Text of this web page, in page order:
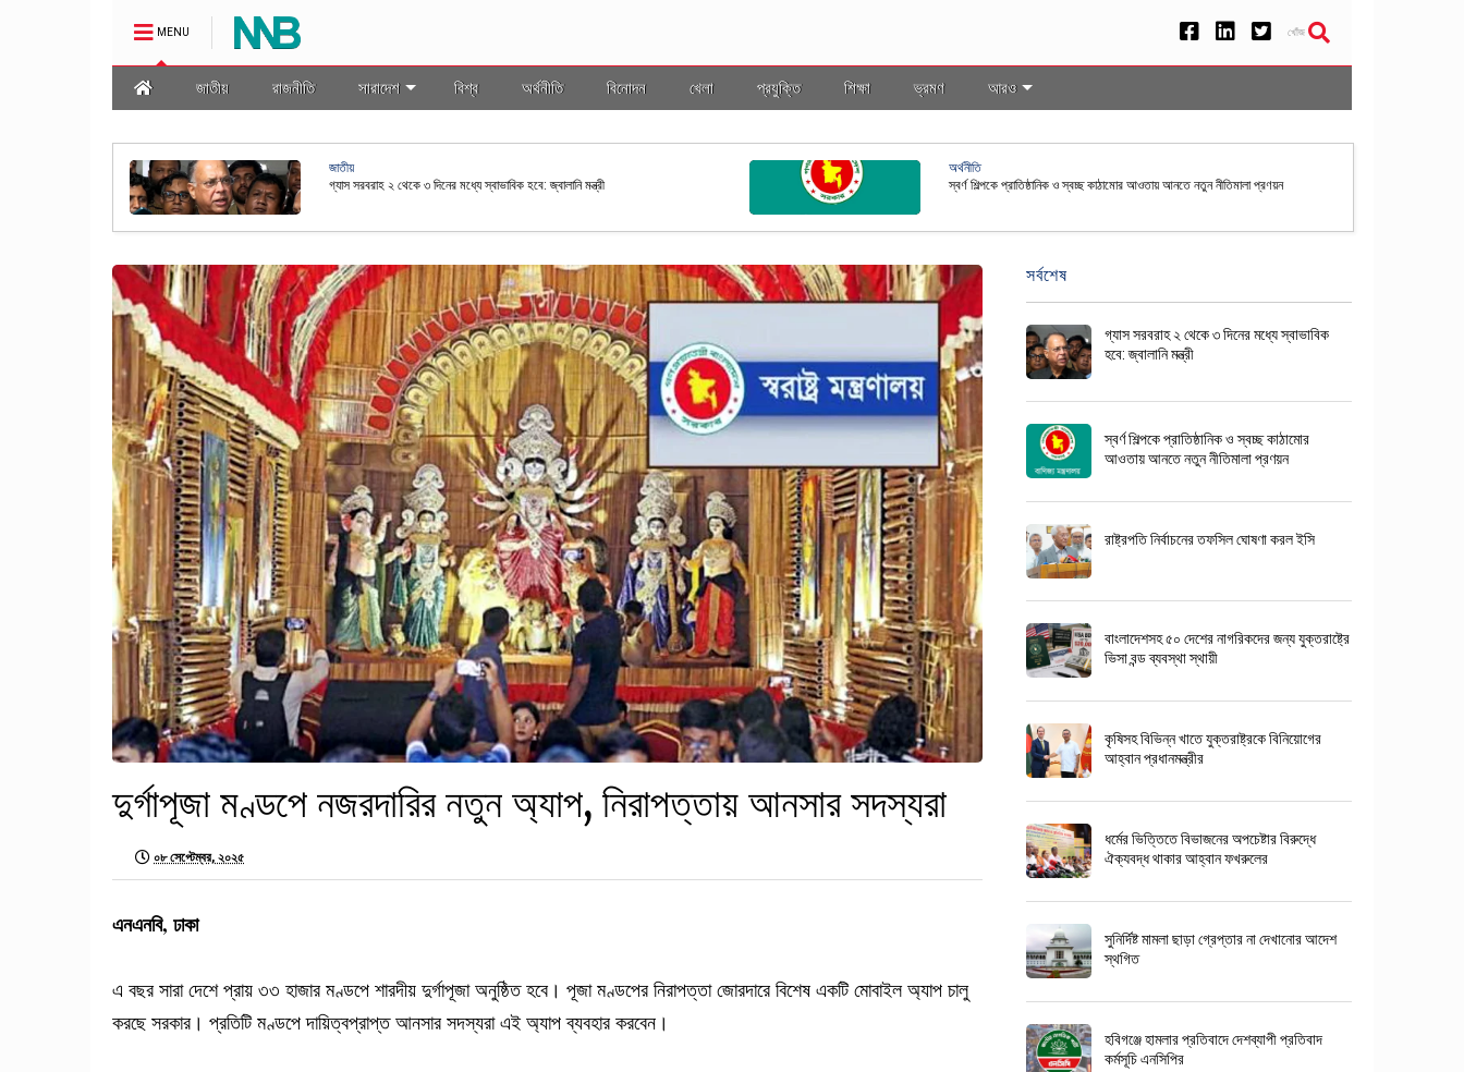
MENU খোঁজ
জাতীয় রাজনীতি সারাদেশ বিশ্ব অর্থনীতি বিনোদন খেলা প্রযুক্তি শিক্ষা ভ্রমণ আরও
জাতীয়
রাষ্ট্রপতি নির্বাচনের তফসিল ঘোষণা করল ইসি
ভ্রমণ
বাংলাদেশসহ ৫০ দেশের নাগরিকদের জন্য যুক্তরাষ্ট্রে ভিসা বন্ড ব্যবস্থা স্থায়ী
দুর্গাপূজা মণ্ডপে নজরদারির নতুন অ্যাপ, নিরাপত্তায় আনসার সদস্যরা
০৮ সেপ্টেম্বর, ২০২৫
এনএনবি, ঢাকা
এ বছর সারা দেশে প্রায় ৩৩ হাজার মণ্ডপে শারদীয় দুর্গাপূজা অনুষ্ঠিত হবে। পূজা মণ্ডপের নিরাপত্তা জোরদারে বিশেষ একটি মোবাইল অ্যাপ চালু
করছে সরকার। প্রতিটি মণ্ডপে দায়িত্বপ্রাপ্ত আনসার সদস্যরা এই অ্যাপ ব্যবহার করবেন।
সর্বশেষ
গ্যাস সরবরাহ ২ থেকে ৩ দিনের মধ্যে স্বাভাবিক
হবে: জ্বালানি মন্ত্রী
স্বর্ণ শিল্পকে প্রাতিষ্ঠানিক ও স্বচ্ছ কাঠামোর
আওতায় আনতে নতুন নীতিমালা প্রণয়ন
রাষ্ট্রপতি নির্বাচনের তফসিল ঘোষণা করল ইসি
বাংলাদেশসহ ৫০ দেশের নাগরিকদের জন্য যুক্তরাষ্ট্রে
ভিসা বন্ড ব্যবস্থা স্থায়ী
কৃষিসহ বিভিন্ন খাতে যুক্তরাষ্ট্রকে বিনিয়োগের
আহ্বান প্রধানমন্ত্রীর
ধর্মের ভিত্তিতে বিভাজনের অপচেষ্টার বিরুদ্ধে
ঐক্যবদ্ধ থাকার আহ্বান ফখরুলের
সুনির্দিষ্ট মামলা ছাড়া গ্রেপ্তার না দেখানোর আদেশ
স্থগিত
হবিগঞ্জে হামলার প্রতিবাদে দেশব্যাপী প্রতিবাদ
কর্মসূচি এনসিপির